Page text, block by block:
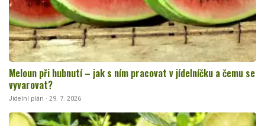
Meloun při hubnutí – jak s ním pracovat v jídelníčku a čemu se
vyvarovat?
Jídelní plán · 29. 7. 2026